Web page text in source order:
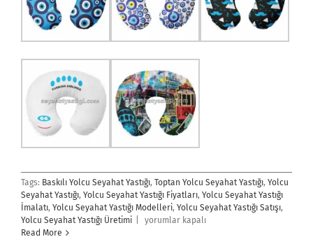
Tags: Baskılı Yolcu Seyahat Yastığı, Toptan Yolcu Seyahat Yastığı, Yolcu
Seyahat Yastığı, Yolcu Seyahat Yastığı Fiyatları, Yolcu Seyahat Yastığı
İmalatı, Yolcu Seyahat Yastığı Modelleri, Yolcu Seyahat Yastığı Satışı,
Yolcu Seyahat Yastığı Üretimi
Yolcu
yorumlar kapalı
Read More